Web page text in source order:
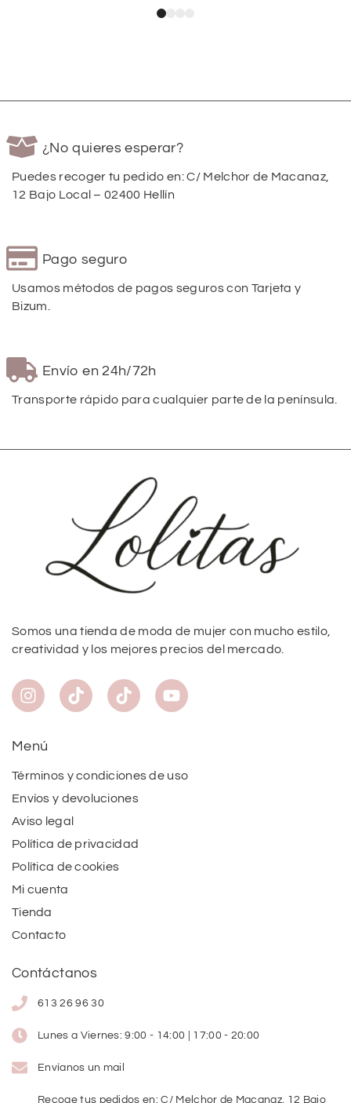
¿No quieres esperar?
Puedes recoger tu pedido en: C/ Melchor de Macanaz,
12 Bajo Local – 02400 Hellín
Pago seguro
Usamos métodos de pagos seguros con Tarjeta y
Bizum.
Envío en 24h/72h
Transporte rápido para cualquier parte de la península.
Somos una tienda de moda de mujer con mucho estilo,
creatividad y los mejores precios del mercado.
Menú
Términos y condiciones de uso
Envíos y devoluciones
Aviso legal
Política de privacidad
Política de cookies
Mi cuenta
Tienda
Contacto
Contáctanos
613 26 96 30
Lunes a Viernes: 9:00 - 14:00 | 17:00 - 20:00
Envíanos un mail
Recoge tus pedidos en: C/ Melchor de Macanaz, 12 Bajo